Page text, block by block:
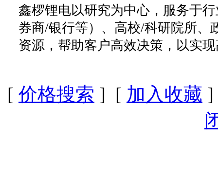
鑫椤锂电以研究为中心，服务于
券商/银行等）、高校/科研院所、
资源，帮助客户高效决策，以实
[ 价格搜索 ] [ 加入收藏